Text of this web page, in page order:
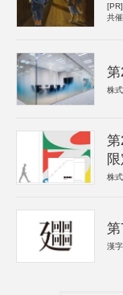
[PR]
共
株
限
株
漢